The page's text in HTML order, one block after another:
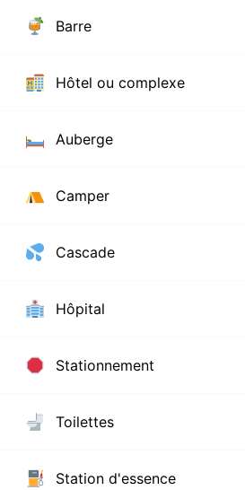
Barre
Hôtel ou complexe
Auberge
Camper
Cascade
Hôpital
Stationnement
Toilettes
Station d'essence